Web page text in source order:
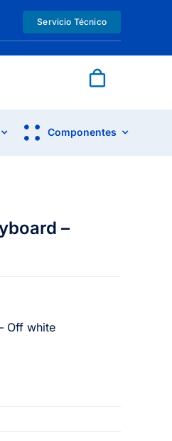
Servicio Técnico
Componentes
–
Off white